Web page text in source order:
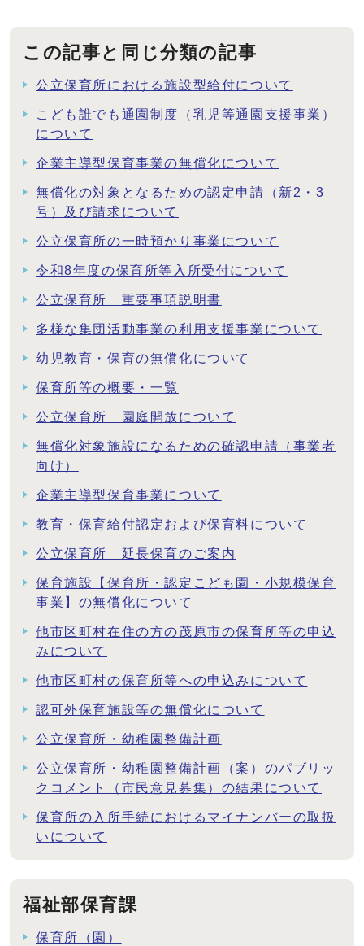
この記事と同じ分類の記事
公立保育所における施設型給付について
こども誰でも通園制度（乳児等通園支援事業）
について
企業主導型保育事業の無償化について
無償化の対象となるための認定申請（新2・3
号）及び請求について
公立保育所の一時預かり事業について
令和8年度の保育所等入所受付について
公立保育所 重要事項説明書
多様な集団活動事業の利用支援事業について
幼児教育・保育の無償化について
保育所等の概要・一覧
公立保育所 園庭開放について
無償化対象施設になるための確認申請（事業者
向け）
企業主導型保育事業について
教育・保育給付認定および保育料について
公立保育所 延長保育のご案内
保育施設【保育所・認定こども園・小規模保育
事業】の無償化について
他市区町村在住の方の茂原市の保育所等の申込
みについて
他市区町村の保育所等への申込みについて
認可外保育施設等の無償化について
公立保育所・幼稚園整備計画
公立保育所・幼稚園整備計画（案）のパブリッ
クコメント（市民意見募集）の結果について
保育所の入所手続におけるマイナンバーの取扱
いについて
福祉部保育課
保育所（園）